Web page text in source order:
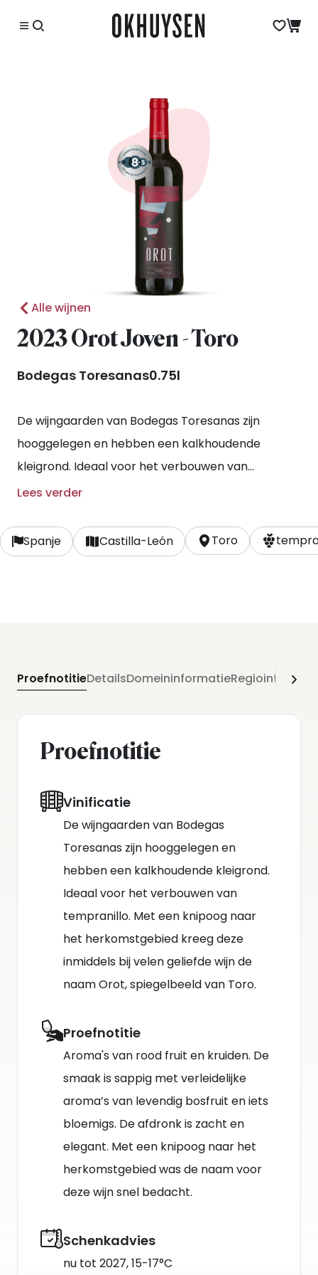
Alle wijnen
2023 Orot Joven - Toro
Bodegas Toresanas0.75l
De wijngaarden van Bodegas Toresanas zijn
hooggelegen en hebben een kalkhoudende
kleigrond. Ideaal voor het verbouwen van
tempranillo. Met een knipoog naar het
geliefde wijn de naam Orot, spiegelbeeld van Toro.
Lees verder
Spanje Castilla-León Toro
ProefnotitieDetailsDomeininformatie
Proefnotitie
Vinificatie
De wijngaarden van Bodegas
Toresanas zijn hooggelegen en
hebben een kalkhoudende kleigrond.
Ideaal voor het verbouwen van
tempranillo. Met een knipoog naar
het herkomstgebied kreeg deze
inmiddels bij velen geliefde wijn de
naam Orot, spiegelbeeld van Toro.
Proefnotitie
Aroma's van rood fruit en kruiden. De
smaak is sappig met verleidelijke
aroma’s van levendig bosfruit en iets
bloemigs. De afdronk is zacht en
elegant. Met een knipoog naar het
herkomstgebied was de naam voor
deze wijn snel bedacht.
Schenkadvies
nu tot 2027, 15-17°C